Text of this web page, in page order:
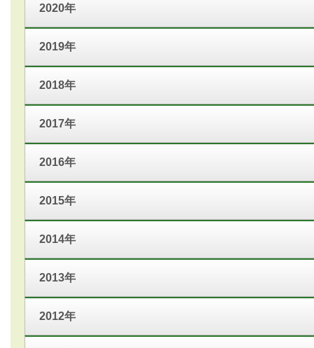
2020年
2019年
2018年
2017年
2016年
2015年
2014年
2013年
2012年